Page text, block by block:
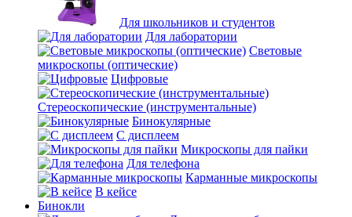
Для школьников и студентов
Для лаборатории
Световые
микроскопы (оптические)
Цифровые
Стереоскопические (инструментальные)
Бинокулярные
С дисплеем
Микроскопы для пайки
Для телефона
Карманные микроскопы
В кейсе
Бинокли